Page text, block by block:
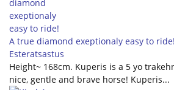
A true diamond exeptionaly easy to ride!
Esteratsastus
Height~ 168cm. Kuperis is a 5 yo
nice, gentle and brave horse! Kuperis...